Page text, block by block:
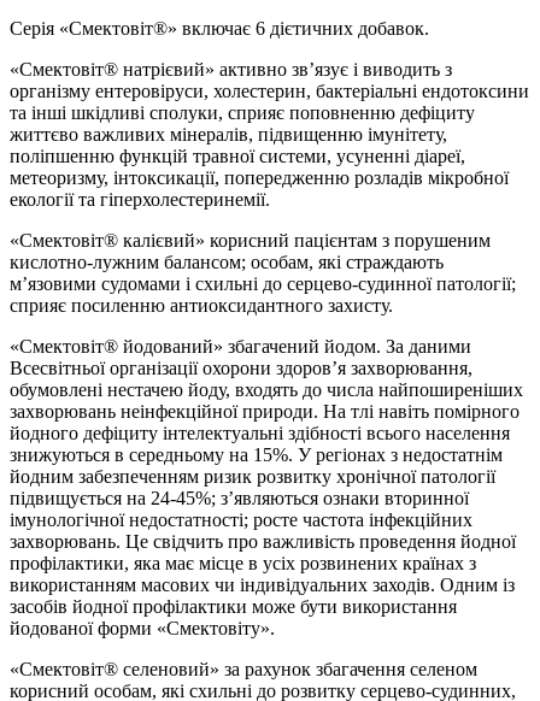
Серія «Смектовіт®» включає 6 дієтичних добавок.
«Смектовіт® натрієвий» активно зв’язує і виводить з
організму ентеровіруси, холестерин, бактеріальні ендотоксини
та інші шкідливі сполуки, сприяє поповненню дефіциту
життєво важливих мінералів, підвищенню імунітету,
поліпшенню функцій травної системи, усуненні діареї,
метеоризму, інтоксикації, попередженню розладів мікробної
екології та гіперхолестеринемії.
«Смектовіт® калієвий» корисний пацієнтам з порушеним
кислотно-лужним балансом; особам, які страждають
м’язовими судомами і схильні до серцево-судинної патології;
сприяє посиленню антиоксидантного захисту.
«Смектовіт® йодований» збагачений йодом. За даними
Всесвітньої організації охорони здоров’я захворювання,
обумовлені нестачею йоду, входять до числа найпоширеніших
захворювань неінфекційної природи. На тлі навіть помірного
йодного дефіциту інтелектуальні здібності всього населення
знижуються в середньому на 15%. У регіонах з недостатнім
йодним забезпеченням ризик розвитку хронічної патології
підвищується на 24-45%; з’являються ознаки вторинної
імунологічної недостатності; росте частота інфекційних
захворювань. Це свідчить про важливість проведення йодної
профілактики, яка має місце в усіх розвинених країнах з
використанням масових чи індивідуальних заходів. Одним із
засобів йодної профілактики може бути використання
йодованої форми «Смектовіту».
«Смектовіт® селеновий» за рахунок збагачення селеном
корисний особам, які схильні до розвитку серцево-судинних,